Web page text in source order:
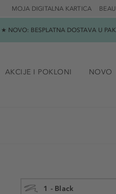
MOJA DIGITALNA KARTICA
BESPLATNA DOSTAVA U
AKCIJE I POKLONI NOVO
1 - Black